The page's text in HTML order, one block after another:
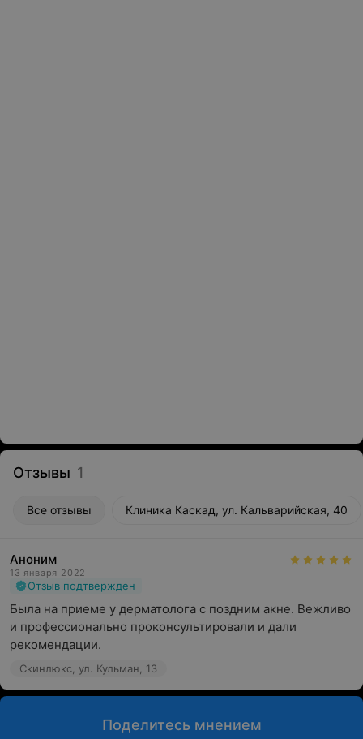
Отзывы 1
Все отзывы Клиника Каскад, ул. Кальварийская, 40
Аноним
13 января 2022
Отзыв подтвержден
Была на приеме у дерматолога с поздним акне. Вежливо
и профессионально проконсультировали и дали
рекомендации.
Скинлюкс, ул. Кульман, 13
Поделитесь мнением